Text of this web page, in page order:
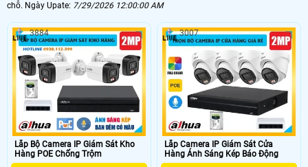
🖥 Camera chống trộm Dahua hầu như loại camera nào cũng có khả năng
chống trộm Dahua , tuy nhiên với những loại camera chống trộm Dahua
không chuyên dụng thì có thể sẽ có những báo động giả khi không có
người, trên đây là những camera có báo động chống trộm Dahua với chức
năng thông mình có nhiều ưu điểm và có thể cấu hình để hạn chế tối đa
báo động giả.
🎁 Có thể nói lắp camera có báo động chống trộmlà giải pháp để nâng cao
chất lượng cuộc sống. tuy nhiên camera báo động chống trộm Dahua thì sẽ
không hoàn hảo bằng 1 bộ báo động chống trộm Dahua chuyên nghiệp, vì
camera báo động chống trộm Dahua sẽ có độ trể đáng kể khoảng 2- 3 phút
sau khi xẩy ra sự cố. chắc chắc camera nào cũng vậy thôi. vì ông nghệ báo
động chống trộm Dahua của camera hoặt động thong qua mạng internet do
chỗ. Ngày Upate: 7/29/2026 12:00:00 AM
Lắp Bộ Camera IP Giám Sát Kho
Hàng POE Chống Trộm
3884
Lắp Camera IP Giám Sát Cửa
Hàng Ánh Sáng Kép Báo Động
3007